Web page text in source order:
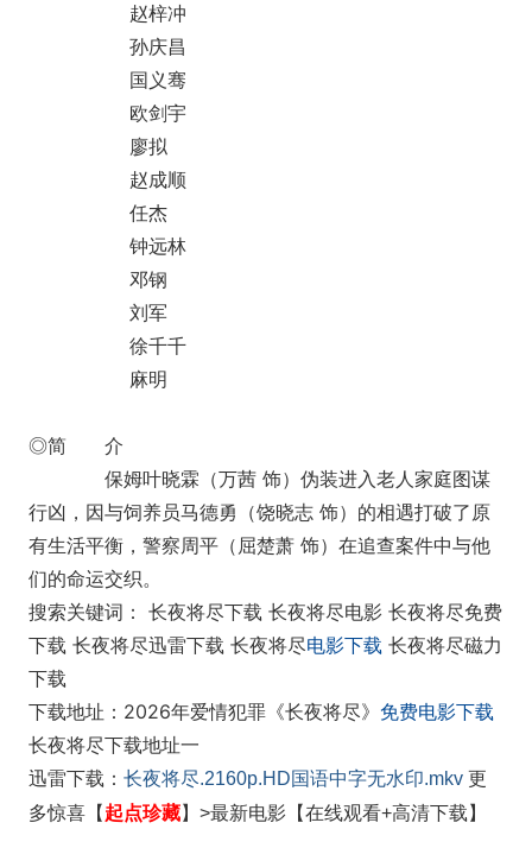
赵梓冲
孙庆昌
国义骞
欧剑宇
廖拟
赵成顺
任杰
钟远林
邓钢
刘军
徐千千
麻明
◎简 介
保姆叶晓霖（万茜 饰）伪装进入老人家庭图谋
行凶，因与饲养员马德勇（饶晓志 饰）的相遇打破了原
有生活平衡，警察周平（屈楚萧 饰）在追查案件中与他
们的命运交织。
搜索关键词： 长夜将尽下载 长夜将尽电影 长夜将尽免费
下载 长夜将尽迅雷下载 长夜将尽电影下载 长夜将尽磁力
下载
下载地址：2026年爱情犯罪《长夜将尽》 免费电影下载
长夜将尽下载地址一
迅雷下载： 长夜将尽.2160p.HD国语中字无水印.mkv 更
多惊喜【 起点珍藏】>最新电影【在线观看+高清下载】